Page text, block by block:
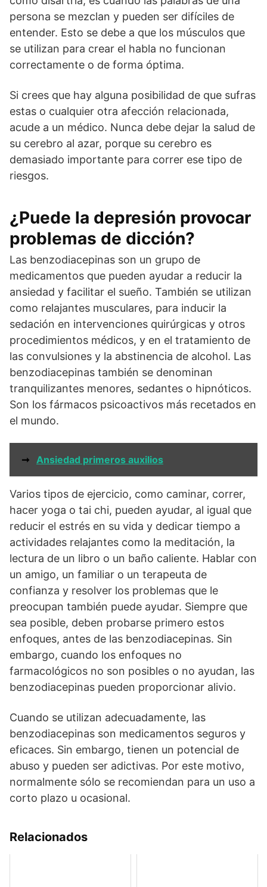
persona se mezclan y pueden ser difíciles de
entender. Esto se debe a que los músculos que
se utilizan para crear el habla no funcionan
correctamente o de forma óptima.
Si crees que hay alguna posibilidad de que sufras
estas o cualquier otra afección relacionada,
acude a un médico. Nunca debe dejar la salud de
su cerebro al azar, porque su cerebro es
demasiado importante para correr ese tipo de
riesgos.
¿Puede la depresión provocar
problemas de dicción?
Las benzodiacepinas son un grupo de
medicamentos que pueden ayudar a reducir la
ansiedad y facilitar el sueño. También se utilizan
como relajantes musculares, para inducir la
sedación en intervenciones quirúrgicas y otros
procedimientos médicos, y en el tratamiento de
las convulsiones y la abstinencia de alcohol. Las
benzodiacepinas también se denominan
tranquilizantes menores, sedantes o hipnóticos.
Son los fármacos psicoactivos más recetados en
el mundo.
➞ Ansiedad primeros auxilios
Varios tipos de ejercicio, como caminar, correr,
hacer yoga o tai chi, pueden ayudar, al igual que
reducir el estrés en su vida y dedicar tiempo a
actividades relajantes como la meditación, la
lectura de un libro o un baño caliente. Hablar con
un amigo, un familiar o un terapeuta de
confianza y resolver los problemas que le
preocupan también puede ayudar. Siempre que
sea posible, deben probarse primero estos
enfoques, antes de las benzodiacepinas. Sin
embargo, cuando los enfoques no
farmacológicos no son posibles o no ayudan, las
benzodiacepinas pueden proporcionar alivio.
Cuando se utilizan adecuadamente, las
benzodiacepinas son medicamentos seguros y
eficaces. Sin embargo, tienen un potencial de
abuso y pueden ser adictivas. Por este motivo,
normalmente sólo se recomiendan para un uso a
corto plazo u ocasional.
Relacionados